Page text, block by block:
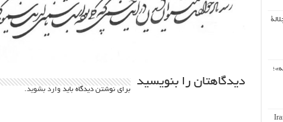
دیدگاهتان را بنویسید
برای نوشتن دیدگاه باید وارد بشوید.